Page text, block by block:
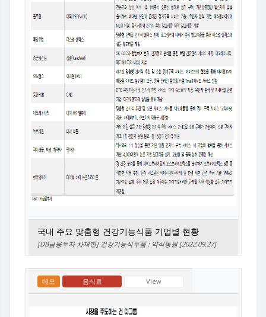
국내 주요 맞춤형 건강기능식품 기업별 현황
[DB금융투자 차재헌] 건강기능식푸품 : 약식동원 [2022.09.27]
메모 음식료 View